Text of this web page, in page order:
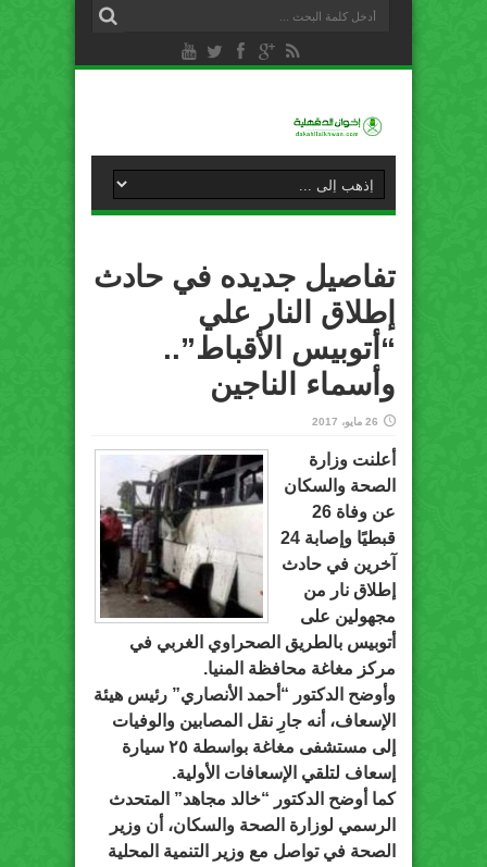
تفاصيل جديده في حادث
إطلاق النار علي
“أتوبيس الأقباط”..
وأسماء الناجين
26 مايو، 2017
أعلنت وزارة
الصحة والسكان
عن وفاة 26
قبطيًا وإصابة 24
آخرين في حادث
إطلاق نار من
مجهولين على
أتوبيس بالطريق الصحراوي الغربي في
مركز مغاغة محافظة المنيا.
وأوضح الدكتور “أحمد الأنصاري” رئيس هيئة
الإسعاف، أنه جارِ نقل المصابين والوفيات
إلى مستشفى مغاغة بواسطة ٢٥ سيارة
إسعاف لتلقي الإسعافات الأولية.
كما أوضح الدكتور “خالد مجاهد” المتحدث
الرسمي لوزارة الصحة والسكان، أن وزير
الصحة في تواصل مع وزير التنمية المحلية